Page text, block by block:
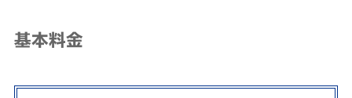
基本料金